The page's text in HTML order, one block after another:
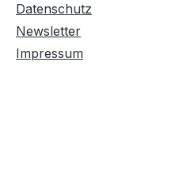
Datenschutz
Newsletter
ImpressumNiedrige Sättigung